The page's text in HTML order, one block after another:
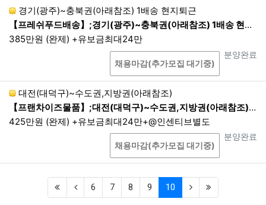
경기(광주)~충북권(아래참조) 1배송 현지퇴근
【프레쉬푸드배송】;경기(광주)~충북권(아래참조) 1배송 현지퇴근;20:00~04:00 1배송 현지퇴근
385만원 (완제) +유보금최대24만
진행상태
분양완료
상담
채용마감(추가모집 대기중)
대전(대덕구)~수도권,지방권(아래참조)
【프랜차이즈물품】;대전(대덕구)~수도권,지방권(아래참조);08:00 ~16:00 1배송 현지퇴근
425만원 (완제) +유보금최대24만+@인센티브별도
진행상태
분양완료
상담
채용마감(추가모집 대기중)
(first)(previous)
6 7 8 9 10 (current)
(next)